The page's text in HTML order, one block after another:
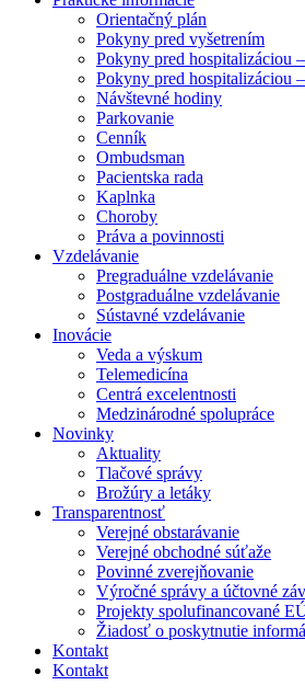
Orientačný plán
Pokyny pred vyšetrením
Pokyny pred hospitalizáciou
Pokyny pred hospitalizáciou
Návštevné hodiny
Parkovanie
Cenník
Ombudsman
Pacientska rada
Kaplnka
Choroby
Práva a povinnosti
Vzdelávanie
Pregraduálne vzdelávanie
Postgraduálne vzdelávanie
Sústavné vzdelávanie
Inovácie
Veda a výskum
Telemedicína
Centrá excelentnosti
Medzinárodné spolupráce
Novinky
Aktuality
Tlačové správy
Brožúry a letáky
Transparentnosť
Verejné obstarávanie
Verejné obchodné súťaže
Povinné zverejňovanie
Výročné správy a účtovné
Projekty spolufinancované
Žiadosť o poskytnutie
Kontakt
Kontakt